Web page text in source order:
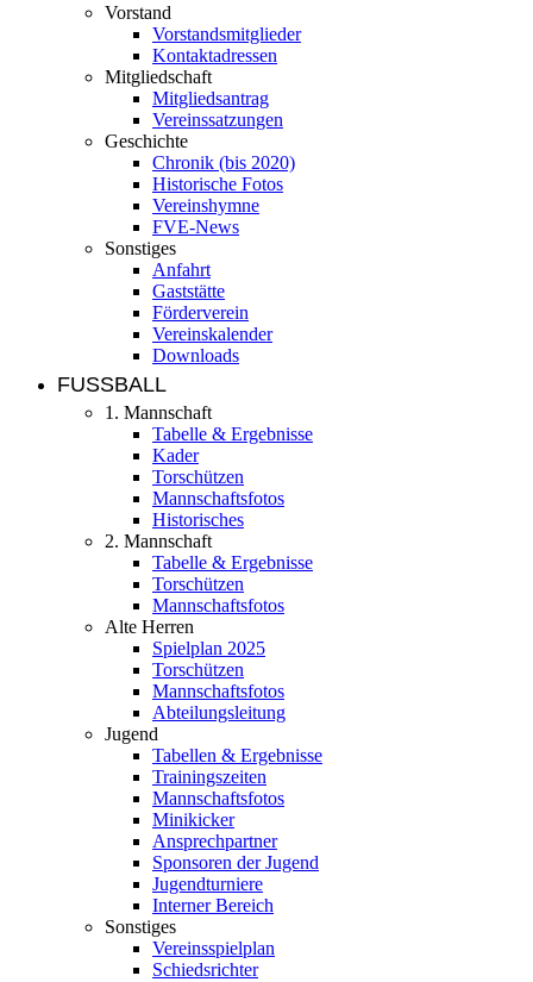
Vorstand
Vorstandsmitglieder
Kontaktadressen
Mitgliedschaft
Mitgliedsantrag
Vereinssatzungen
Geschichte
Chronik (bis 2020)
Historische Fotos
Vereinshymne
FVE-News
Sonstiges
Anfahrt
Gaststätte
Förderverein
Vereinskalender
Downloads
FUSSBALL
1. Mannschaft
Tabelle & Ergebnisse
Kader
Torschützen
Mannschaftsfotos
Historisches
2. Mannschaft
Tabelle & Ergebnisse
Torschützen
Mannschaftsfotos
Alte Herren
Spielplan 2025
Torschützen
Mannschaftsfotos
Abteilungsleitung
Jugend
Tabellen & Ergebnisse
Trainingszeiten
Mannschaftsfotos
Minikicker
Ansprechpartner
Sponsoren der Jugend
Jugendturniere
Interner Bereich
Sonstiges
Vereinsspielplan
Schiedsrichter